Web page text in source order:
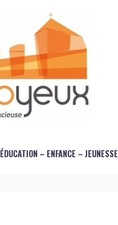
ÉDUCATION – ENFANCE – JEUNESSE